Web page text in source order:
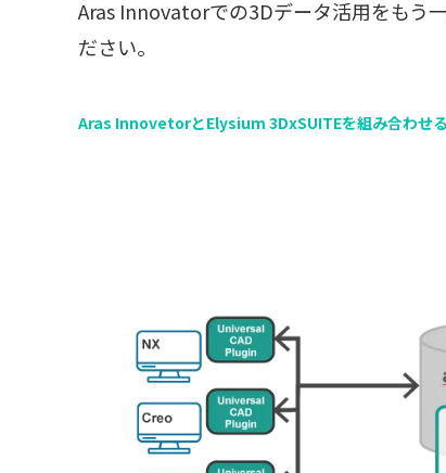
Aras Innovatorでの3Dデータ活用をもう
ださい。
Aras InnovetorとElysium 3DxSUITEを組み合わ